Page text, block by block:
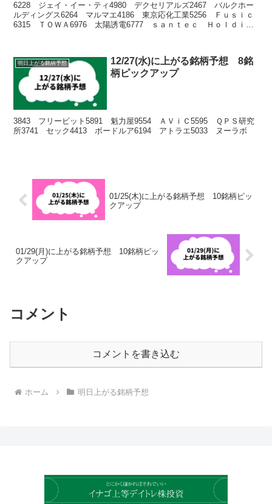
6228 ジェイ・イー・ティ4980 デクセリアルズ2467 バルクホー
ルディングス6264 マルマエ4186 東京応化工業5256 Ｆｕｓｉｃ
6315 ＴＯＷＡ6976 太陽誘電6777 ｓａｎｔｅｃ Ｈｏｌｄｉｎ
明日上がる銘柄予想
12/27(水)に上がる銘柄予想 8銘
柄ピックアップ
3843 フリービット5891 魁力屋9554 ＡＶｉＣ5595 ＱＰＳ研究
所3741 セック4413 ボードルア6194 アトラエ5033 ヌーラボ
01/25(木)に上がる銘柄予想 10銘柄ピッ
クアップ
01/29(月)に上がる銘柄予想 10銘柄ピッ
クアップ
コメント
コメントを書き込む
ホーム 明日上がる銘柄予想